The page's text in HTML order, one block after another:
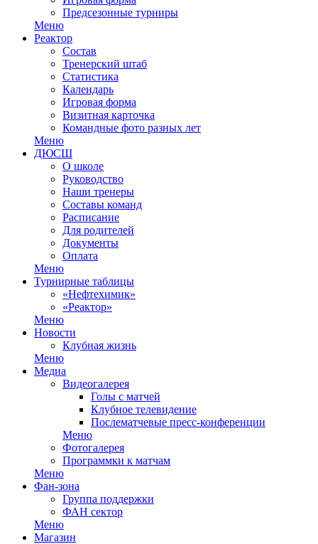
Предсезонные турниры
Меню
Реактор
Состав
Тренерский штаб
Статистика
Календарь
Игровая форма
Визитная карточка
Командные фото разных лет
Меню
ДЮСШ
О школе
Руководство
Наши тренеры
Составы команд
Расписание
Для родителей
Документы
Оплата
Меню
Турнирные таблицы
«Нефтехимик»
«Реактор»
Меню
Новости
Клубная жизнь
Меню
Медиа
Видеогалерея
Голы с матчей
Клубное телевидение
Послематчевые пресс-конференции
Меню
Фотогалерея
Программки к матчам
Меню
Фан-зона
Группа поддержки
ФАН сектор
Меню
Магазин